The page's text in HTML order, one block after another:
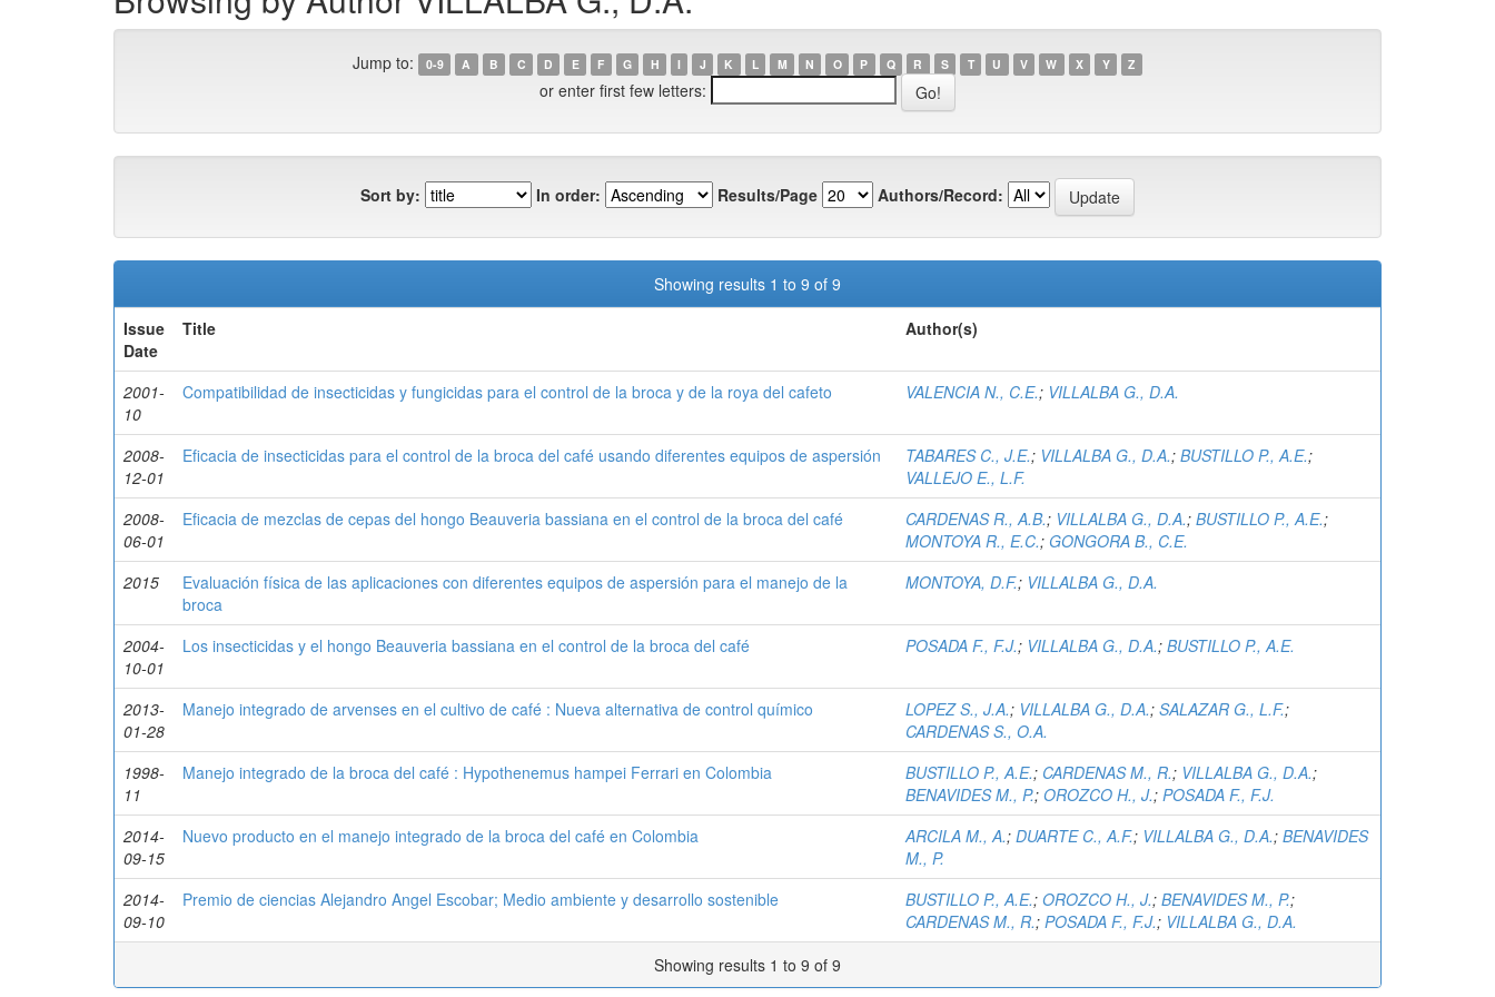
Jump to: 0-9 A B C D E F G H I J K L M N O P Q R S T U V W X Y Z
or enter first few letters:
Sort by: In order: Results/Page Authors/Record:
Showing results 1 to 9 of 9
Issue
Date
Title Author(s)
2001-
10
Compatibilidad de insecticidas y fungicidas para el control de la broca y de la roya del cafeto VALENCIA N., C.E.; VILLALBA G., D.A.
2008-
12-01
Eficacia de insecticidas para el control de la broca del café usando diferentes equipos de aspersión TABARES C., J.E.; VILLALBA G., D.A.; BUSTILLO P., A.E.;
VALLEJO E., L.F.
2008-
06-01
Eficacia de mezclas de cepas del hongo Beauveria bassiana en el control de la broca del café CARDENAS R., A.B.; VILLALBA G., D.A.; BUSTILLO P., A.E.;
MONTOYA R., E.C.; GONGORA B., C.E.
2015
Evaluación física de las aplicaciones con diferentes equipos de aspersión para el manejo de la
broca
MONTOYA, D.F.; VILLALBA G., D.A.
2004-
10-01
Los insecticidas y el hongo Beauveria bassiana en el control de la broca del café POSADA F., F.J.; VILLALBA G., D.A.; BUSTILLO P., A.E.
2013-
01-28
Manejo integrado de arvenses en el cultivo de café : Nueva alternativa de control químico LOPEZ S., J.A.; VILLALBA G., D.A.; SALAZAR G., L.F.;
CARDENAS S., O.A.
1998-
11
Manejo integrado de la broca del café : Hypothenemus hampei Ferrari en Colombia BUSTILLO P., A.E.; CARDENAS M., R.; VILLALBA G., D.A.;
BENAVIDES M., P.; OROZCO H., J.; POSADA F., F.J.
2014-
09-15
Nuevo producto en el manejo integrado de la broca del café en Colombia ARCILA M., A.; DUARTE C., A.F.; VILLALBA G., D.A.; BENAVIDES
M., P.
2014-
09-10
Premio de ciencias Alejandro Angel Escobar; Medio ambiente y desarrollo sostenible BUSTILLO P., A.E.; OROZCO H., J.; BENAVIDES M., P.;
CARDENAS M., R.; POSADA F., F.J.; VILLALBA G., D.A.
Showing results 1 to 9 of 9